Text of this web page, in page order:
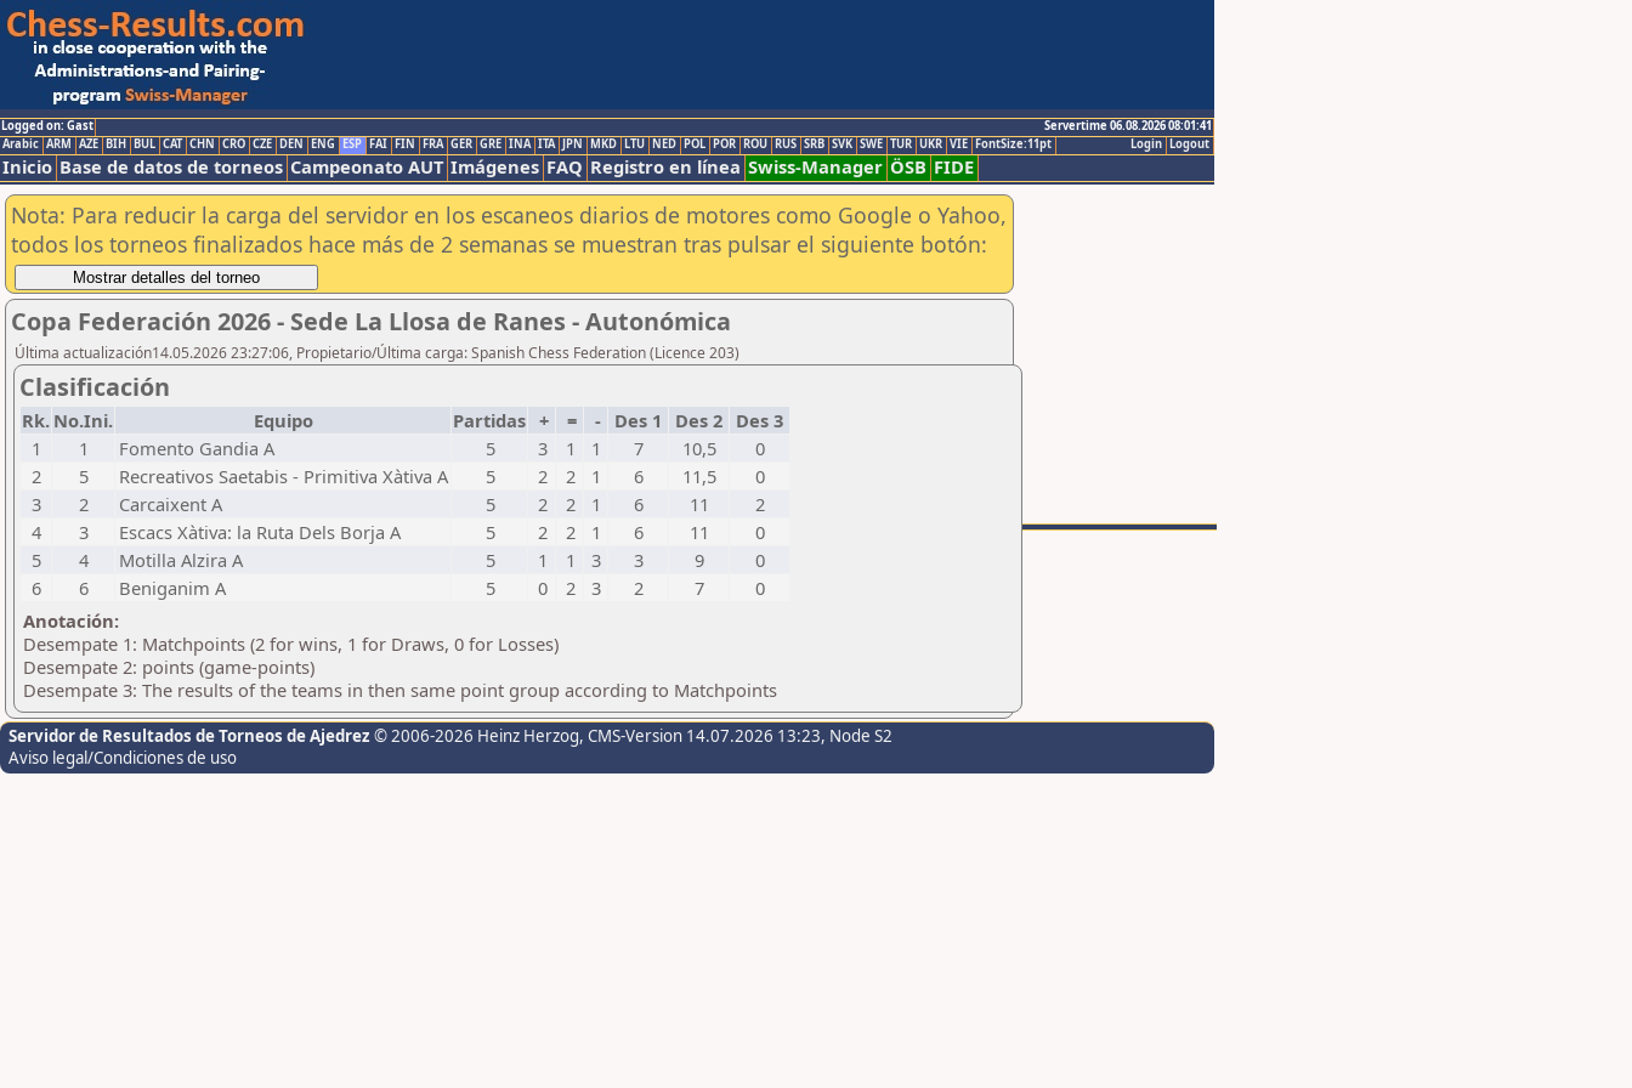
Logged on: Gast
Servertime 06.08.2026 08:01:41
Logout
Login
Arabic ARM AZE BIH BUL CAT CHN CRO CZE DEN ENG ESP FAI FIN FRA GER GRE INA ITA JPN MKD LTU NED POL POR ROU RUS SRB SVK SWE TUR UKR VIE FontSize:11pt
Inicio Base de datos de torneos Campeonato AUT Imágenes FAQ Registro en línea Swiss-Manager ÖSB FIDE
Nota: Para reducir la carga del servidor en los escaneos diarios de motores como Google o Yahoo,
todos los torneos finalizados hace más de 2 semanas se muestran tras pulsar el siguiente botón:
Copa Federación 2026 - Sede La Llosa de Ranes - Autonómica
Última actualización14.05.2026 23:27:06, Propietario/Última carga: Spanish Chess Federation (Licence 203)
Clasificación
Rk. No.Ini. Equipo Partidas + = - Des 1 Des 2 Des 3
1
1 Fomento Gandia A 5 3 1 1 7 10,5
0
2
5 Recreativos Saetabis - Primitiva Xàtiva A 5 2 2 1 6 11,5
0
3
2 Carcaixent A 5 2 2 1 6 11
2
4
3 Escacs Xàtiva: la Ruta Dels Borja A 5 2 2 1 6 11
0
5
4 Motilla Alzira A 5 1 1 3 3 9
0
6
6 Beniganim A 5 0 2 3 2 7
0
Anotación:
Desempate 1: Matchpoints (2 for wins, 1 for Draws, 0 for Losses)
Desempate 2: points (game-points)
Desempate 3: The results of the teams in then same point group according to Matchpoints
Servidor de Resultados de Torneos de Ajedrez © 2006-2026 Heinz Herzog, CMS-Version 14.07.2026 13:23, Node S2
Aviso legal/Condiciones de uso